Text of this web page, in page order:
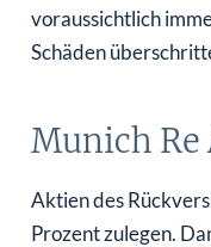
voraussichtlich
Schäden
Munich Re
Aktien des
Prozent zulegen.